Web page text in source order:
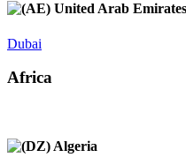
United Arab Emirates
Dubai
Africa
Algeria